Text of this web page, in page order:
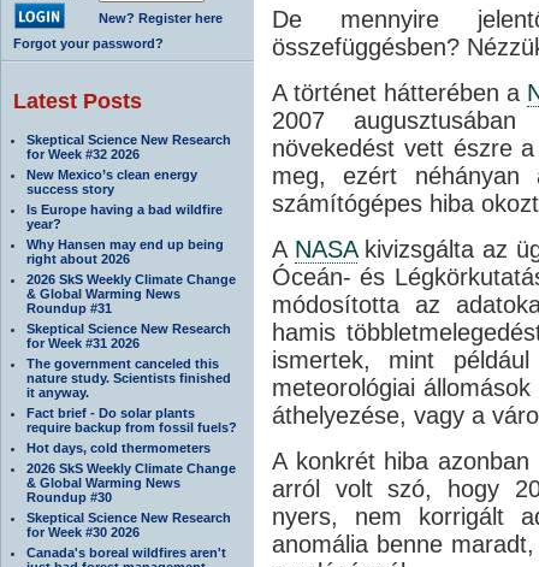
New? Register here
Forgot your password?
Latest Posts
Skeptical Science New Research
for Week #32 2026
New Mexico’s clean energy
success story
Is Europe having a bad wildfire
year?
Why Hansen may end up being
right about 2026
2026 SkS Weekly Climate Change
& Global Warming News
Roundup #31
Skeptical Science New Research
for Week #31 2026
The government canceled this
nature study. Scientists finished
it anyway.
Fact brief - Do solar plants
require backup from fossil fuels?
Hot days, cold thermometers
2026 SkS Weekly Climate Change
& Global Warming News
Roundup #30
Skeptical Science New Research
for Week #30 2026
Canada's boreal wildfires aren't
De mennyire
összefüggésben?
A történet hátterében a
2007
növekedést vett észre
meg, ezért
számítógépes hiba
A NASAkivizsgálta az
Óceán- és
módosította az
hamis
ismertek, mint
meteorológiai
áthelyezése, vagy a
A konkrét hiba
arról volt szó, hogy
nyers, nem korrigált
anomália benne